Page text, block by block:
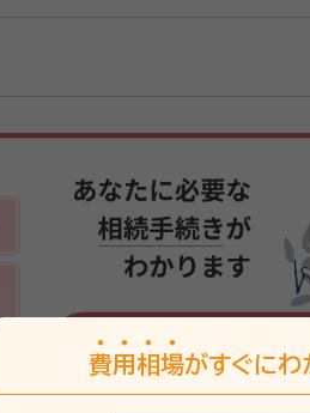
費用 相場がすぐにわ